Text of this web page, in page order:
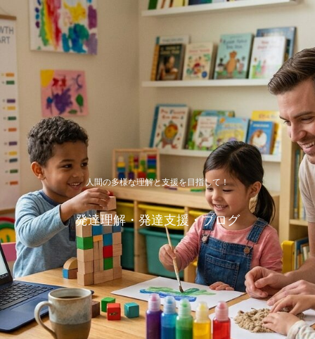
人間の多様な理解と支援を目指して！
発達理解・発達支援・ブログ